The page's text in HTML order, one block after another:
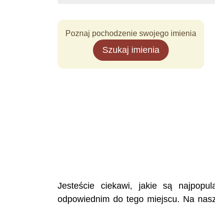
Poznaj pochodzenie swojego imienia
Szukaj imienia
Jesteście ciekawi, jakie są
odpowiednim do tego miejscu. Na